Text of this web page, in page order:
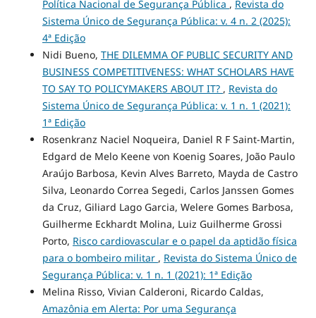
Política Nacional de Segurança Pública , Revista do
Sistema Único de Segurança Pública: v. 4 n. 2 (2025):
4ª Edição
Nidi Bueno, THE DILEMMA OF PUBLIC SECURITY AND
BUSINESS COMPETITIVENESS: WHAT SCHOLARS HAVE
TO SAY TO POLICYMAKERS ABOUT IT? , Revista do
Sistema Único de Segurança Pública: v. 1 n. 1 (2021):
1ª Edição
Rosenkranz Naciel Noqueira, Daniel R F Saint-Martin,
Edgard de Melo Keene von Koenig Soares, João Paulo
Araújo Barbosa, Kevin Alves Barreto, Mayda de Castro
Silva, Leonardo Correa Segedi, Carlos Janssen Gomes
da Cruz, Giliard Lago Garcia, Welere Gomes Barbosa,
Guilherme Eckhardt Molina, Luiz Guilherme Grossi
Porto, Risco cardiovascular e o papel da aptidão física
para o bombeiro militar , Revista do Sistema Único de
Segurança Pública: v. 1 n. 1 (2021): 1ª Edição
Melina Risso, Vivian Calderoni, Ricardo Caldas,
Amazônia em Alerta: Por uma Segurança